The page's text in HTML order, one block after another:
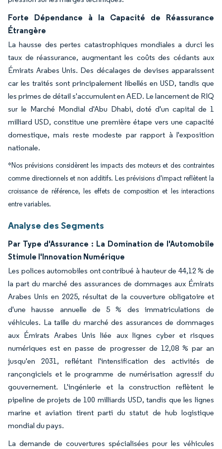
Forte Dépendance à la Capacité de Réassurance
Étrangère
La hausse des pertes catastrophiques mondiales a durci les
taux de réassurance, augmentant les coûts des cédants aux
Émirats Arabes Unis. Des décalages de devises apparaissent
car les traités sont principalement libellés en USD, tandis que
les primes de détail s'accumulent en AED. Le lancement de RIQ
sur le Marché Mondial d'Abu Dhabi, doté d'un capital de 1
milliard USD, constitue une première étape vers une capacité
domestique, mais reste modeste par rapport à l'exposition
nationale.
*Nos prévisions considèrent les impacts des moteurs et des contraintes
comme directionnels et non additifs. Les prévisions d'impact reflètent la
croissance de référence, les effets de composition et les interactions
entre variables.
Analyse des Segments
Par Type d'Assurance : La Domination de l'Automobile
Stimule l'Innovation Numérique
Les polices automobiles ont contribué à hauteur de 44,12 % de
la part du marché des assurances de dommages aux Émirats
Arabes Unis en 2025, résultat de la couverture obligatoire et
d'une hausse annuelle de 5 % des immatriculations de
véhicules. La taille du marché des assurances de dommages
aux Émirats Arabes Unis liée aux lignes cyber et risques
numériques est en passe de progresser de 12,08 % par an
jusqu'en 2031, reflétant l'intensification des activités de
rançongiciels et le programme de numérisation agressif du
gouvernement. L'ingénierie et la construction reflètent le
pipeline de projets de 100 milliards USD, tandis que les lignes
marine et aviation tirent parti du statut de hub logistique
mondial du pays.
La demande de couvertures spécialisées pour les véhicules